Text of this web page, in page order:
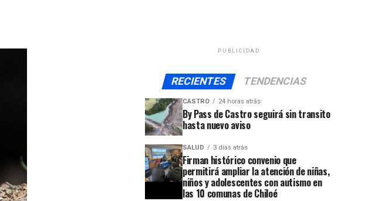
PUBLICIDAD
RECIENTES TENDENCIAS
CASTRO 24 horas atrás
By Pass de Castro seguirá sin transito
hasta nuevo aviso
SALUD 3 días atrás
Firman histórico convenio que
permitirá ampliar la atención de niñas,
niños y adolescentes con autismo en
las 10 comunas de Chiloé